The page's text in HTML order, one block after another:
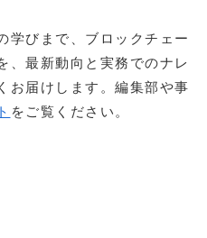
学びまで、ブロックチェー
、最新動向と実務でのナレ
お届けします。編集部や事
をご覧ください。